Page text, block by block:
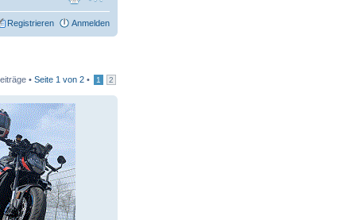
Registrieren Anmelden
• Seite 1 von 2 • 1 2